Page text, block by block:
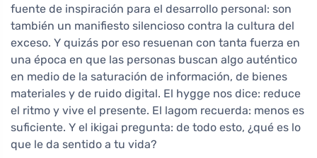
fuente de inspiración para el desarrollo personal: son
también un manifiesto silencioso contra la cultura del
exceso. Y quizás por eso resuenan con tanta fuerza en
una época en que las personas buscan algo auténtico
en medio de la saturación de información, de bienes
materiales y de ruido digital. El hygge nos dice: reduce
el ritmo y vive el presente. El lagom recuerda: menos es
suficiente. Y el ikigai pregunta: de todo esto, ¿qué es lo
que le da sentido a tu vida?